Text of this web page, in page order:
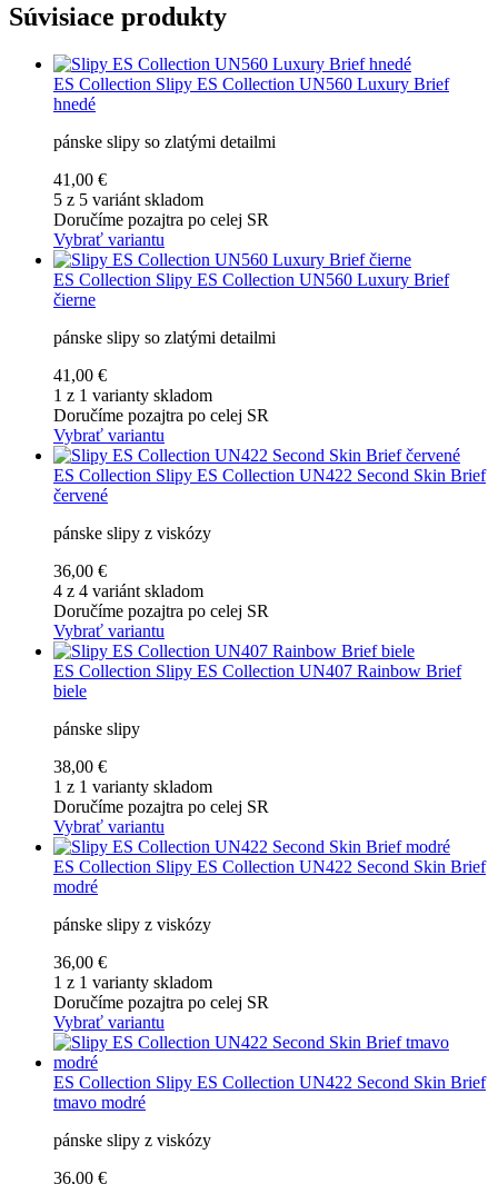
Súvisiace produkty
ES Collection Slipy ES Collection UN560 Luxury Brief
hnedé
pánske slipy so zlatými detailmi
41,00 €
5 z 5 variánt skladom
Doručíme pozajtra po celej SR
Vybrať variantu
ES Collection Slipy ES Collection UN560 Luxury Brief
čierne
pánske slipy so zlatými detailmi
41,00 €
1 z 1 varianty skladom
Doručíme pozajtra po celej SR
Vybrať variantu
ES Collection Slipy ES Collection UN422 Second Skin Brief
červené
pánske slipy z viskózy
36,00 €
4 z 4 variánt skladom
Doručíme pozajtra po celej SR
Vybrať variantu
ES Collection Slipy ES Collection UN407 Rainbow Brief
biele
pánske slipy
38,00 €
1 z 1 varianty skladom
Doručíme pozajtra po celej SR
Vybrať variantu
ES Collection Slipy ES Collection UN422 Second Skin Brief
modré
pánske slipy z viskózy
36,00 €
1 z 1 varianty skladom
Doručíme pozajtra po celej SR
Vybrať variantu
ES Collection Slipy ES Collection UN422 Second Skin Brief
tmavo modré
pánske slipy z viskózy
36,00 €